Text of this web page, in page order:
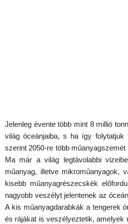
Jelenleg évente több mint 8 millió
világ óceánjaiba, s ha így folytatjuk
szerint 2050-re több
Ma már a világ legtávolabbi
műanyag, illetve mikroműanyagok,
kisebb műanyagrészecskék
nagyobb veszélyt jelentenek az
A kis műanyagdarabkák a tengerek
és rájákat is veszélyeztetik, amelyek